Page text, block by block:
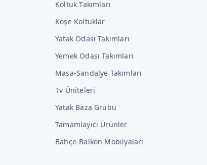
Koltuk Takımları
Köşe Koltuklar
Yatak Odası Takımları
Yemek Odası Takımları
Masa-Sandalye Takımları
Tv Üniteleri
Yatak Baza Grubu
Tamamlayıcı Ürünler
Bahçe-Balkon Mobilyaları